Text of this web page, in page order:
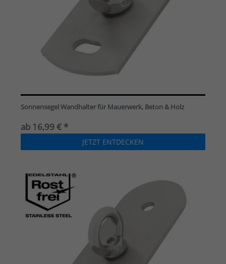
Sonnensegel Wandhalter für Mauerwerk, Beton & Holz
ab 16,99 € *
JETZT ENTDECKEN